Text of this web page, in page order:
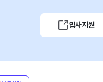
입사지원